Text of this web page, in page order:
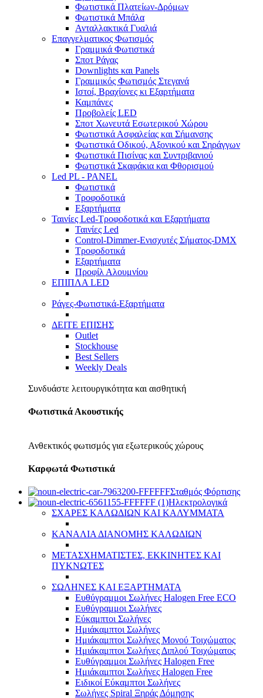
Φωτιστικά Πλατείων-Δρόμων
Φωτιστικά Μπάλα
Ανταλλακτικά Γυαλιά
Επαγγελματικος Φωτισμός
Γραμμικά Φωτιστικά
Σποτ Ράγας
Downlights και Panels
Γραμμικός Φωτισμός Στεγανά
Ιστοί, Βραχίονες κι Εξαρτήματα
Καμπάνες
Προβολείς LED
Σποτ Χωνευτά Εσωτερικού Χώρου
Φωτιστικά Ασφαλείας και Σήμανσης
Φωτιστικά Οδικού, Αξονικού και Σηράγγων
Φωτιστικά Πισίνας και Συντριβανιού
Φωτιστικά Σκαφάκια και Φθορισμού
Led PL - PANEL
Φωτιστικά
Τροφοδοτικά
Εξαρτήματα
Ταινίες Led-Τροφοδοτικά και Εξαρτήματα
Ταινίες Led
Control-Dimmer-Ενισχυτές Σήματος-DMX
Τροφοδοτικά
Εξαρτήματα
Προφίλ Αλουμνίου
ΕΠΙΠΛΑ LED
Ράγες-Φωτιστικά-Εξαρτήματα
ΔΕΙΤΕ ΕΠΙΣΗΣ
Outlet
Stockhouse
Best Sellers
Weekly Deals
Συνδυάστε λειτουργικότητα και αισθητική
Φωτιστικά Ακουστικής
Ανθεκτικός φωτισμός για εξωτερικούς χώρους
Καρφωτά Φωτιστικά
Σταθμός Φόρτισης
Ηλεκτρολογικά
ΣΧΑΡΕΣ ΚΑΛΩΔΙΩΝ ΚΑΙ ΚΑΛΥΜΜΑΤΑ
ΚΑΝΑΛΙΑ ΔΙΑΝΟΜΗΣ ΚΑΛΩΔΙΩΝ
ΜΕΤΑΣΧΗΜΑΤΙΣΤΕΣ, ΕΚΚΙΝΗΤΕΣ ΚΑΙ
ΠΥΚΝΩΤΕΣ
ΣΩΛΗΝΕΣ ΚΑΙ ΕΞΑΡΤΗΜΑΤΑ
Ευθύγραμμοι Σωλήνες Halogen Free ECO
Ευθύγραμμοι Σωλήνες
Εύκαμπτοι Σωλήνες
Ημιάκαμπτοι Σωλήνες
Ημιάκαμπτοι Σωλήνες Μονού Τοιχώματος
Ημιάκαμπτοι Σωλήνες Διπλού Τοιχώματος
Ευθύγραμμοι Σωλήνες Halogen Free
Ημιάκαμπτοι Σωλήνες Halogen Free
Ειδικοί Εύκαμπτοι Σωλήνες
Σωλήνες Spiral Ξηράς Δόμησης